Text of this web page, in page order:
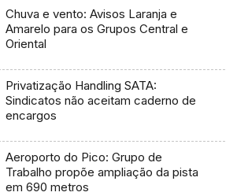
Chuva e vento: Avisos Laranja e
Amarelo para os Grupos Central e
Oriental
Privatização Handling SATA:
Sindicatos não aceitam caderno de
encargos
Aeroporto do Pico: Grupo de
Trabalho propõe ampliação da pista
em 690 metros